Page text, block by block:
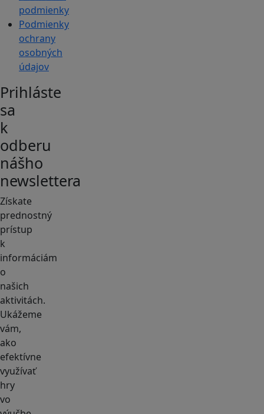
podmienky
Podmienky
ochrany
osobných
údajov
Prihláste
sa
k
odberu
nášho
newslettera
Získate
prednostný
prístup
k
informáciám
o
našich
aktivitách.
Ukážeme
vám,
ako
efektívne
využívať
hry
vo